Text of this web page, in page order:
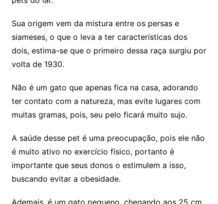
Sua origem vem da mistura entre os persas e
siameses, o que o leva a ter características dos
dois, estima-se que o primeiro dessa raça surgiu por
volta de 1930.
Não é um gato que apenas fica na casa, adorando
ter contato com a natureza, mas evite lugares com
muitas gramas, pois, seu pelo ficará muito sujo.
A saúde desse pet é uma preocupação, pois ele não
é muito ativo no exercício físico, portanto é
importante que seus donos o estimulem a isso,
buscando evitar a obesidade.